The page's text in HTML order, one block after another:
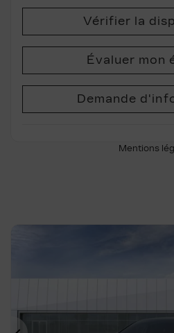
Vérifier la
Évaluer mon
Demande
Mentions